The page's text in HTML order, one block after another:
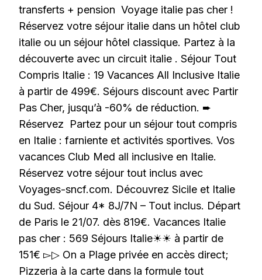
transferts + pension Voyage italie pas cher !
Réservez votre séjour italie dans un hôtel club
italie ou un séjour hôtel classique. Partez à la
découverte avec un circuit italie . Séjour Tout
Compris Italie : 19 Vacances All Inclusive Italie
à partir de 499€. Séjours discount avec Partir
Pas Cher, jusqu’à -60% de réduction. ➨
Réservez Partez pour un séjour tout compris
en Italie : farniente et activités sportives. Vos
vacances Club Med all inclusive en Italie.
Réservez votre séjour tout inclus avec
Voyages-sncf.com. Découvrez Sicile et Italie
du Sud. Séjour 4* 8J/7N – Tout inclus. Départ
de Paris le 21/07. dès 819€. Vacances Italie
pas cher : 569 Séjours Italie☀☀ à partir de
151€ ▻▷ On a Plage privée en accès direct;
Pizzeria à la carte dans la formule tout